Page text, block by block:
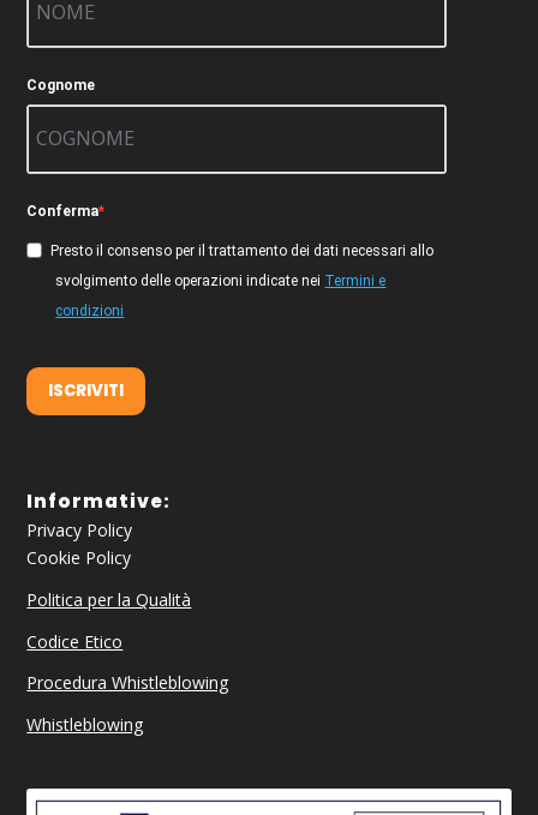
Cognome
Conferma
Presto il consenso per il trattamento dei dati necessari allo
svolgimento delle operazioni indicate nei Termini e
condizioni
ISCRIVITI
Informative:
Privacy Policy
Cookie Policy
Politica per la Qualità
Codice Etico
Procedura Whistleblowing
Whistleblowing